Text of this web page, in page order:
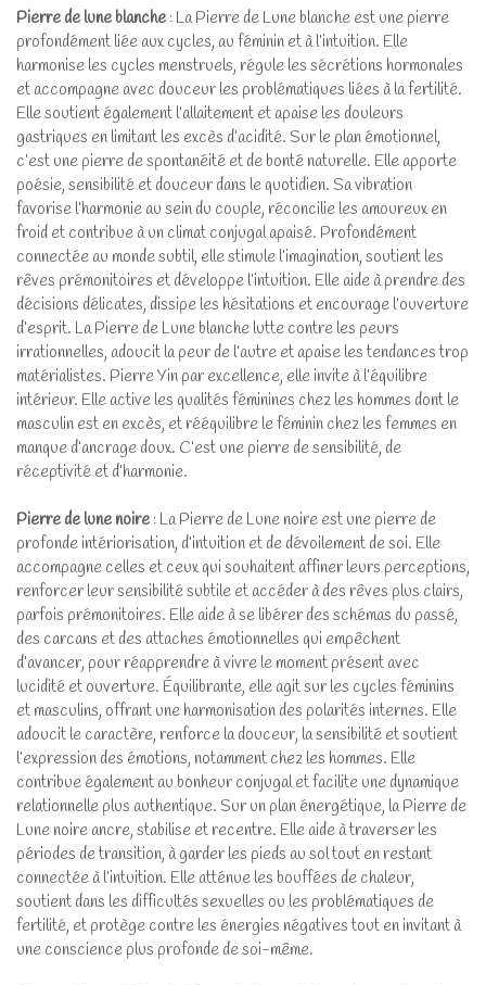
Pierre de lune blanche : La Pierre de Lune blanche est une pierre
profondément liée aux cycles, au féminin et à l’intuition. Elle
harmonise les cycles menstruels, régule les sécrétions hormonales
et accompagne avec douceur les problématiques liées à la fertilité.
Elle soutient également l’allaitement et apaise les douleurs
gastriques en limitant les excès d’acidité. Sur le plan émotionnel,
c’est une pierre de spontanéité et de bonté naturelle. Elle apporte
poésie, sensibilité et douceur dans le quotidien. Sa vibration
favorise l’harmonie au sein du couple, réconcilie les amoureux en
froid et contribue à un climat conjugal apaisé. Profondément
connectée au monde subtil, elle stimule l’imagination, soutient les
rêves prémonitoires et développe l’intuition. Elle aide à prendre des
décisions délicates, dissipe les hésitations et encourage l’ouverture
d’esprit. La Pierre de Lune blanche lutte contre les peurs
irrationnelles, adoucit la peur de l’autre et apaise les tendances trop
matérialistes. Pierre Yin par excellence, elle invite à l’équilibre
intérieur. Elle active les qualités féminines chez les hommes dont le
masculin est en excès, et rééquilibre le féminin chez les femmes en
manque d’ancrage doux. C’est une pierre de sensibilité, de
réceptivité et d’harmonie.
Pierre de lune noire : La Pierre de Lune noire est une pierre de
profonde intériorisation, d’intuition et de dévoilement de soi. Elle
accompagne celles et ceux qui souhaitent affiner leurs perceptions,
renforcer leur sensibilité subtile et accéder à des rêves plus clairs,
parfois prémonitoires. Elle aide à se libérer des schémas du passé,
des carcans et des attaches émotionnelles qui empêchent
d’avancer, pour réapprendre à vivre le moment présent avec
lucidité et ouverture. Équilibrante, elle agit sur les cycles féminins
et masculins, offrant une harmonisation des polarités internes. Elle
adoucit le caractère, renforce la douceur, la sensibilité et soutient
l’expression des émotions, notamment chez les hommes. Elle
contribue également au bonheur conjugal et facilite une dynamique
relationnelle plus authentique. Sur un plan énergétique, la Pierre de
Lune noire ancre, stabilise et recentre. Elle aide à traverser les
périodes de transition, à garder les pieds au sol tout en restant
connectée à l’intuition. Elle atténue les bouffées de chaleur,
soutient dans les difficultés sexuelles ou les problématiques de
fertilité, et protège contre les énergies négatives tout en invitant à
une conscience plus profonde de soi-même.